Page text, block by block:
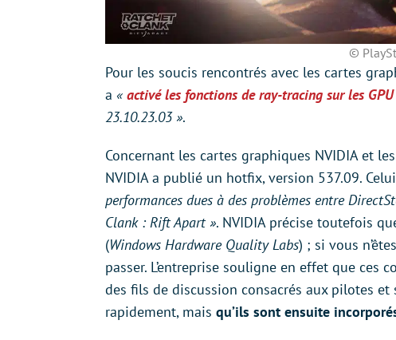
©
Pour les soucis rencontrés avec les cartes
a « activé les fonctions de ray-tracing sur les
23.10.23.03 ».
Concernant les cartes graphiques NVIDIA et
NVIDIA a publié un hotfix, version 537.09.
performances dues à des problèmes entre
Clank : Rift Apart ». NVIDIA précise toutefois
(Windows Hardware Quality Labs) ; si vous
passer. L’entreprise souligne en effet que
des fils de discussion consacrés aux pilotes
rapidement, mais qu’ils sont ensuite